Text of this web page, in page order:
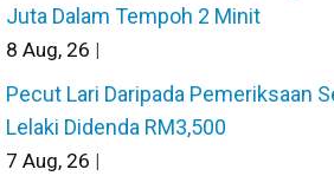
Juta Dalam Tempoh 2 Minit
8 Aug, 26 |
Pecut Lari Daripada Pemeriksaan
Lelaki Didenda RM3,500
7 Aug, 26 |